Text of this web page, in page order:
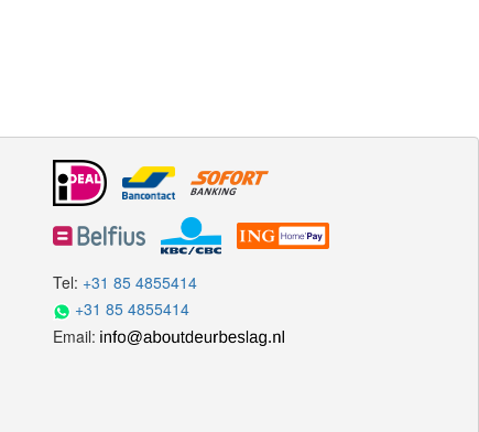
Tel: +31 85 4855414
+31 85 4855414
Email: